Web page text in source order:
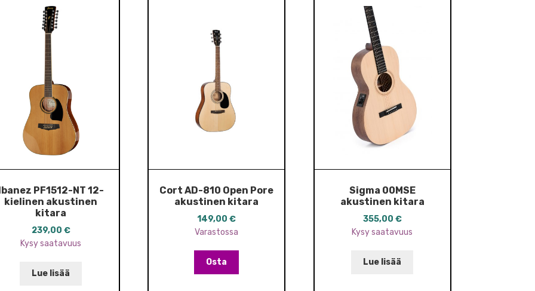
PF1512-NT 12-
kielinen akustinen
kitara
239,00 €
Kysy saatavuus
Lue lisää
Cort AD-810 Open Pore
akustinen kitara
149,00€
Varastossa
Osta
Sigma 00MSE
akustinen kitara
355,00 €
Kysy saatavuus
Lue lisää